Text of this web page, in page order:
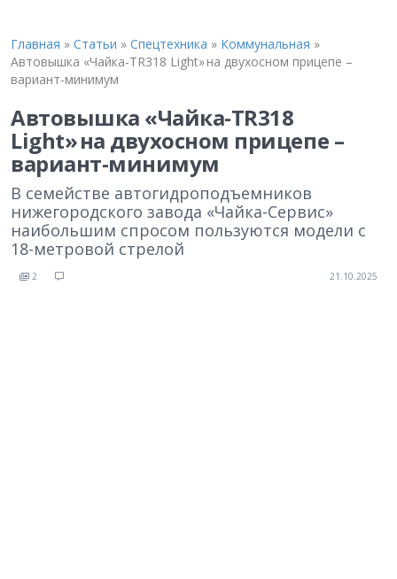
Главная » Статьи » Спецтехника » Коммунальная »
Автовышка «Чайка-TR318 Light» на двухосном прицепе –
вариант-минимум
Автовышка «Чайка-TR318
Light» на двухосном прицепе –
вариант-минимум
В семействе автогидроподъемников
нижегородского завода «Чайка-Сервис»
наибольшим спросом пользуются модели с
18-метровой стрелой
2 21.10.2025